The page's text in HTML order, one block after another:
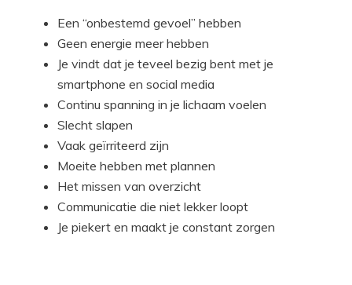
Een “onbestemd gevoel” hebben
Geen energie meer hebben
Je vindt dat je teveel bezig bent met je
smartphone en social media
Continu spanning in je lichaam voelen
Slecht slapen
Vaak geïrriteerd zijn
Moeite hebben met plannen
Het missen van overzicht
Communicatie die niet lekker loopt
Je piekert en maakt je constant zorgen